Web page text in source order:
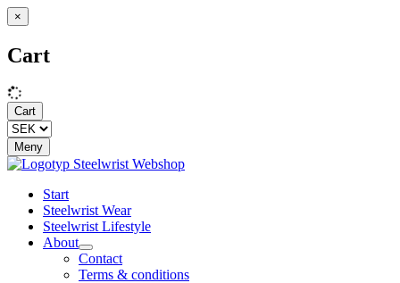
×
Cart
Cart
Meny
Start
Steelwrist Wear
Steelwrist Lifestyle
About
Contact
Terms & conditions